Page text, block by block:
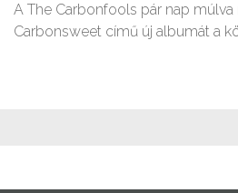
A The Carbonfools pár nap
Carbonsweet című új albumát a